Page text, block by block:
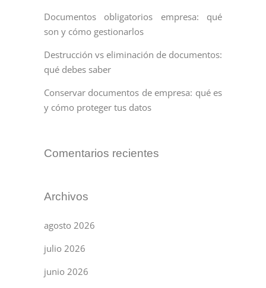
Documentos obligatorios empresa: qué
son y cómo gestionarlos
Destrucción vs eliminación de documentos:
qué debes saber
Conservar documentos de empresa: qué es
y cómo proteger tus datos
Comentarios recientes
Archivos
agosto 2026
julio 2026
junio 2026